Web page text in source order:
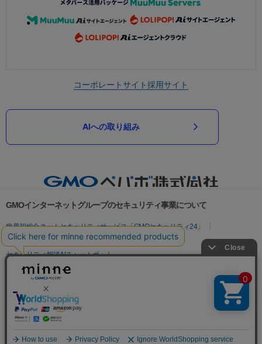
コーポレートサイト採用サイト
AIへの取り組み
GMOインターネットグループのセキュリティ事業について
世界初総合ネットセキュリティサービス「GMOセキュリティ24」
パスワード漏洩診断
Webサイトリスク診断
セキュリティ相談AIチャットボット
実在証明・盗聴対策
サイバー攻撃対策（GMO Flatt Security）
セキュリティ事業の軌跡